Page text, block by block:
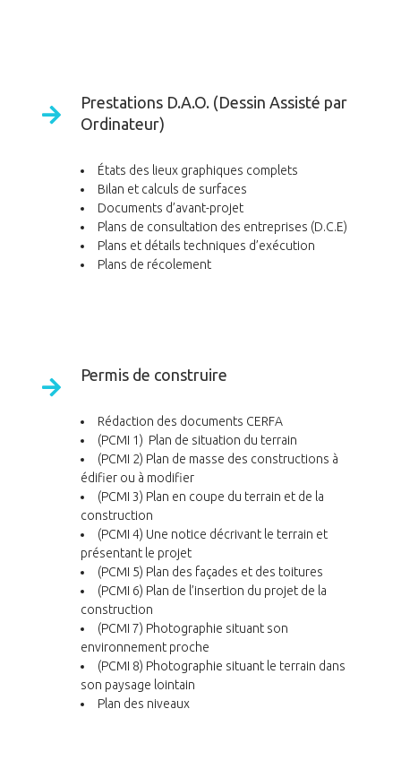
Prestations D.A.O. (Dessin Assisté par
Ordinateur)
États des lieux graphiques complets
Bilan et calculs de surfaces
Documents d’avant-projet
Plans de consultation des entreprises (D.C.E)
Plans et détails techniques d’exécution
Plans de récolement
Permis de construire
Rédaction des documents CERFA
(PCMI 1) Plan de situation du terrain
(PCMI 2) Plan de masse des constructions à
édifier ou à modifier
(PCMI 3) Plan en coupe du terrain et de la
construction
(PCMI 4) Une notice décrivant le terrain et
présentant le projet
(PCMI 5) Plan des façades et des toitures
(PCMI 6) Plan de l’insertion du projet de la
construction
(PCMI 7) Photographie situant son
environnement proche
(PCMI 8) Photographie situant le terrain dans
son paysage lointain
Plan des niveaux